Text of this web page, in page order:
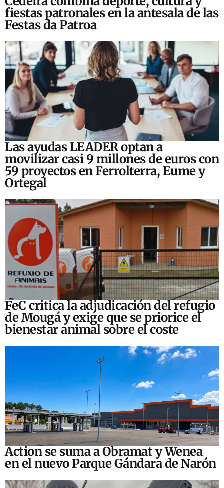
fiestas patronales en la antesala de las
Festas da Patroa
Las ayudas LEADER optan a
movilizar casi 9 millones de euros con
59 proyectos en Ferrolterra, Eume y
Ortegal
FeC critica la adjudicación del refugio
de Mougá y exige que se priorice el
bienestar animal sobre el coste
Action se suma a Obramat y Wenea
en el nuevo Parque Gándara de Narón